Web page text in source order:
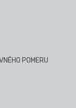
POMERU